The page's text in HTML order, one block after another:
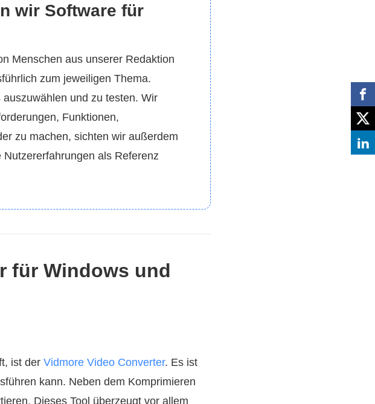
wir Software für
Menschen aus unserer Redaktion
zum jeweiligen Thema.
und zu testen. Wir
Funktionen,
zu machen, sichten wir außerdem
als Referenz
für Windows und
ist der Vidmore Video Converter. Es ist
kann. Neben dem Komprimieren
Dieses Tool überzeugt vor allem